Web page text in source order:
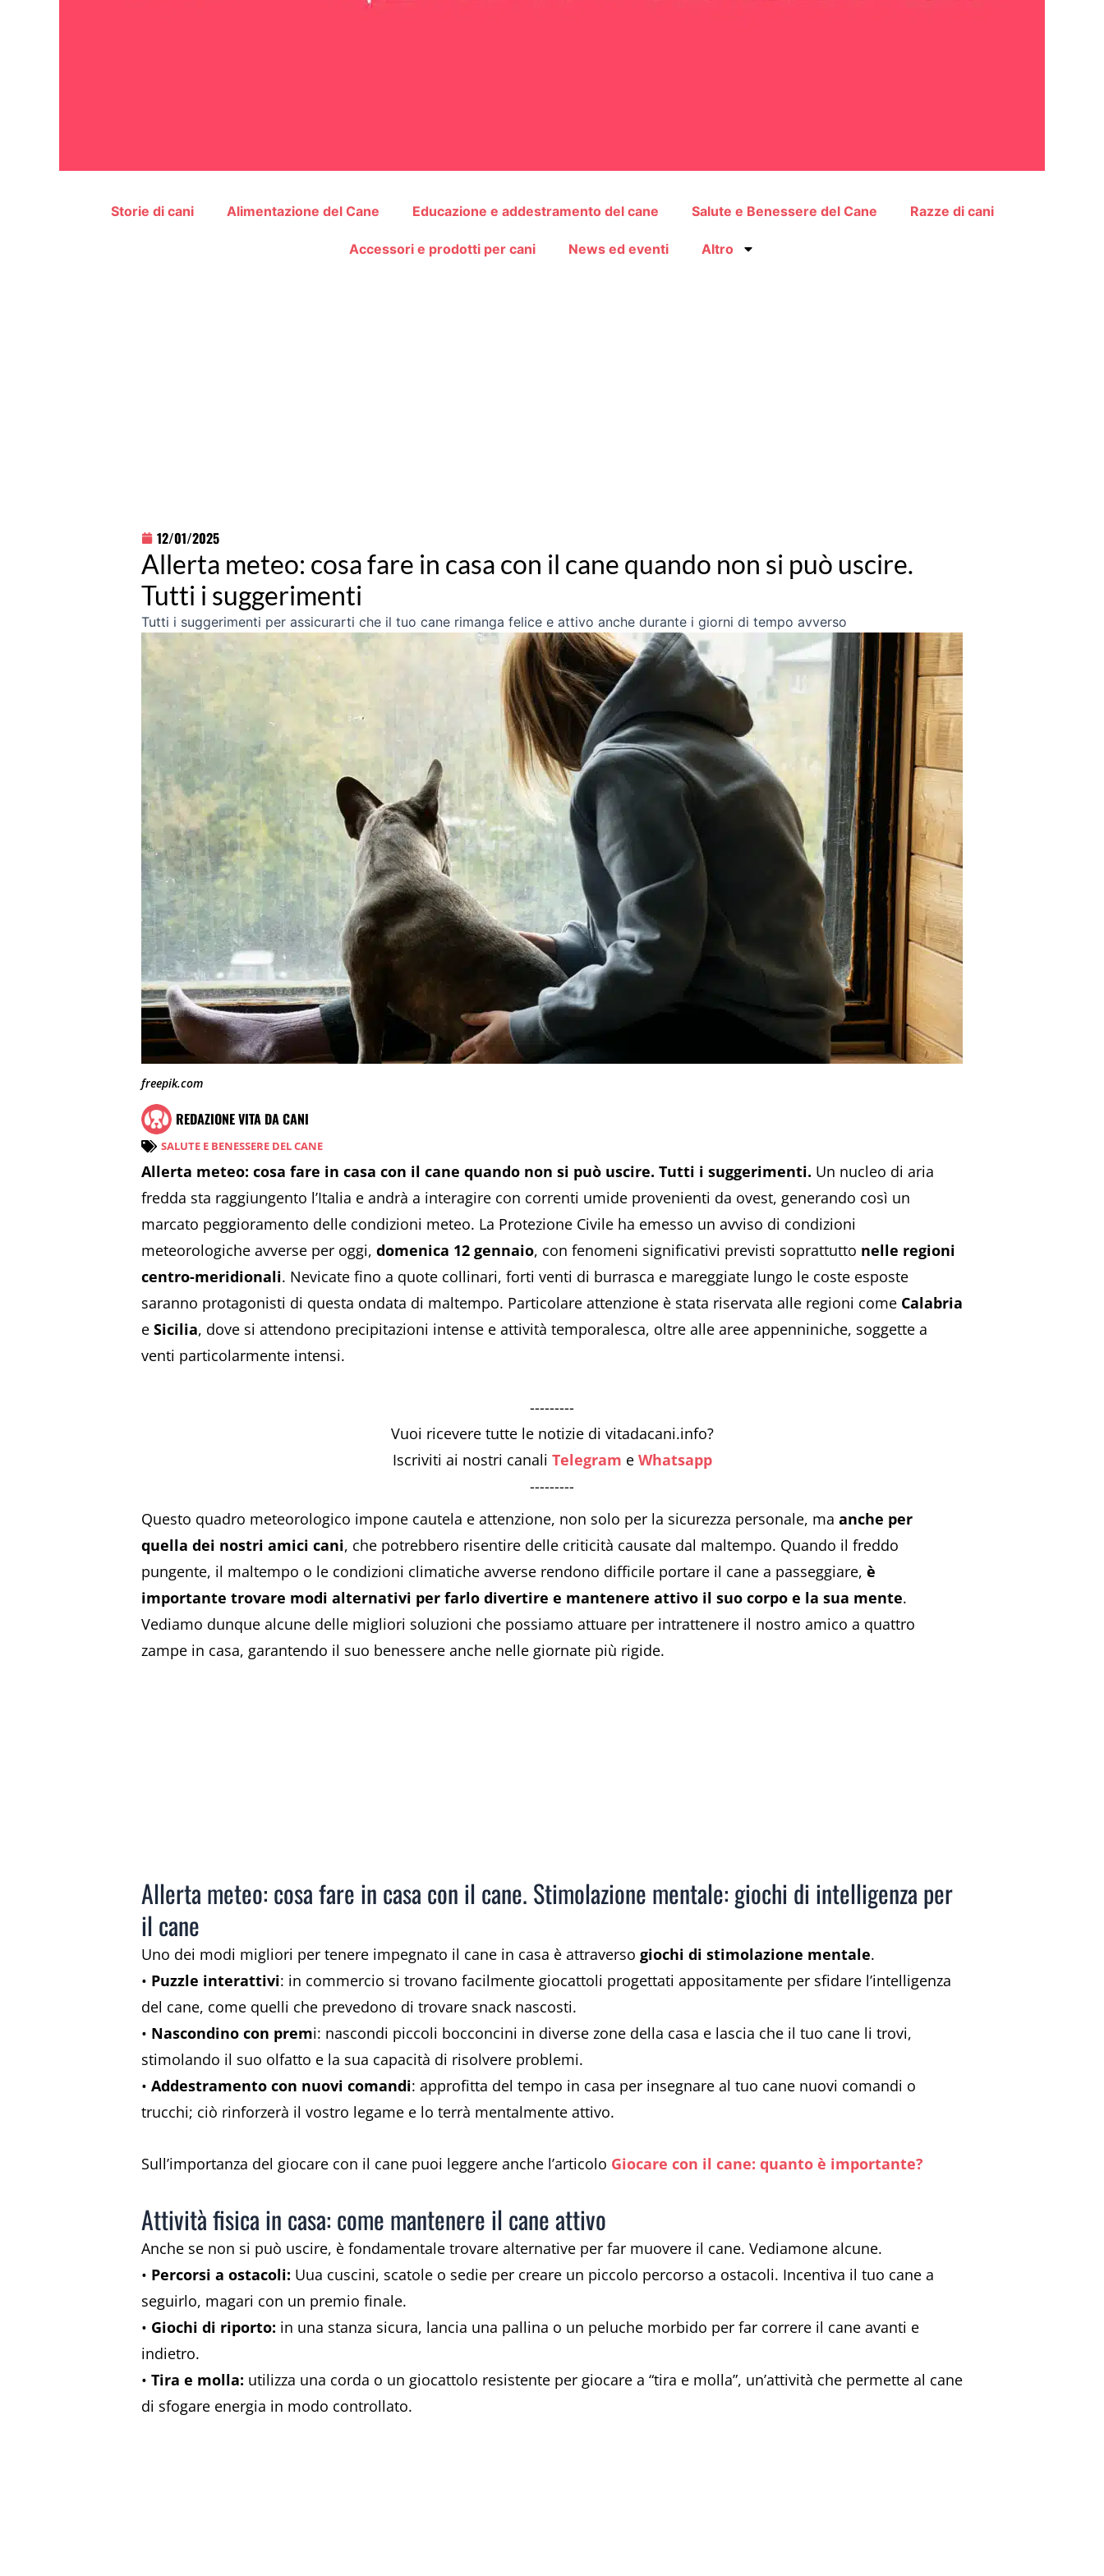
Storie di cani Alimentazione del Cane Educazione e addestramento del cane Salute e Benessere del Cane Razze di cani
Accessori e prodotti per cani News ed eventi Altro
12/01/2025
Allerta meteo: cosa fare in casa con il cane quando non si può uscire.
Tutti i suggerimenti
Tutti i suggerimenti per assicurarti che il tuo cane rimanga felice e attivo anche durante i giorni di tempo avverso
freepik.com
REDAZIONE VITA DA CANI
SALUTE E BENESSERE DEL CANE
Allerta meteo: cosa fare in casa con il cane quando non si può uscire. Tutti i suggerimenti. Un nucleo di aria
fredda sta raggiungento l’Italia e andrà a interagire con correnti umide provenienti da ovest, generando così un
marcato peggioramento delle condizioni meteo. La Protezione Civile ha emesso un avviso di condizioni
meteorologiche avverse per oggi, domenica 12 gennaio, con fenomeni significativi previsti soprattutto nelle regioni
centro-meridionali. Nevicate fino a quote collinari, forti venti di burrasca e mareggiate lungo le coste esposte
saranno protagonisti di questa ondata di maltempo. Particolare attenzione è stata riservata alle regioni come Calabria
e Sicilia, dove si attendono precipitazioni intense e attività temporalesca, oltre alle aree appenniniche, soggette a
venti particolarmente intensi.
---------
Vuoi ricevere tutte le notizie di vitadacani.info?
Iscriviti ai nostri canali Telegram e Whatsapp
---------
Questo quadro meteorologico impone cautela e attenzione, non solo per la sicurezza personale, ma anche per
quella dei nostri amici cani, che potrebbero risentire delle criticità causate dal maltempo. Quando il freddo
pungente, il maltempo o le condizioni climatiche avverse rendono difficile portare il cane a passeggiare, è
importante trovare modi alternativi per farlo divertire e mantenere attivo il suo corpo e la sua mente.
Vediamo dunque alcune delle migliori soluzioni che possiamo attuare per intrattenere il nostro amico a quattro
zampe in casa, garantendo il suo benessere anche nelle giornate più rigide.
Allerta meteo: cosa fare in casa con il cane. Stimolazione mentale: giochi di intelligenza per
il cane
Uno dei modi migliori per tenere impegnato il cane in casa è attraverso giochi di stimolazione mentale.
• Puzzle interattivi: in commercio si trovano facilmente giocattoli progettati appositamente per sfidare l’intelligenza
del cane, come quelli che prevedono di trovare snack nascosti.
• Nascondino con premi: nascondi piccoli bocconcini in diverse zone della casa e lascia che il tuo cane li trovi,
stimolando il suo olfatto e la sua capacità di risolvere problemi.
• Addestramento con nuovi comandi: approfitta del tempo in casa per insegnare al tuo cane nuovi comandi o
trucchi; ciò rinforzerà il vostro legame e lo terrà mentalmente attivo.
Sull’importanza del giocare con il cane puoi leggere anche l’articolo Giocare con il cane: quanto è importante?
Attività fisica in casa: come mantenere il cane attivo
Anche se non si può uscire, è fondamentale trovare alternative per far muovere il cane. Vediamone alcune.
• Percorsi a ostacoli: Uua cuscini, scatole o sedie per creare un piccolo percorso a ostacoli. Incentiva il tuo cane a
seguirlo, magari con un premio finale.
• Giochi di riporto: in una stanza sicura, lancia una pallina o un peluche morbido per far correre il cane avanti e
indietro.
• Tira e molla: utilizza una corda o un giocattolo resistente per giocare a “tira e molla”, un’attività che permette al cane
di sfogare energia in modo controllato.